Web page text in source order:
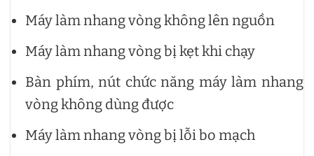
Máy làm nhang vòng không lên nguồn
Máy làm nhang vòng bị kẹt khi chạy
Bàn phím, nút chức năng máy làm nhang
vòng không dùng được
Máy làm nhang vòng bị lỗi bo mạch